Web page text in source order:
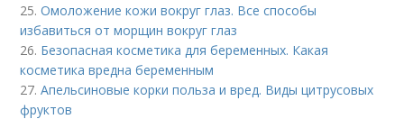
25.Омоложение кожи вокруг глаз. Все способы
избавиться от морщин вокруг глаз
26. Безопасная косметика для беременных. Какая
косметика вредна беременным
27.Апельсиновые корки польза и вред. Виды цитрусовых
фруктов